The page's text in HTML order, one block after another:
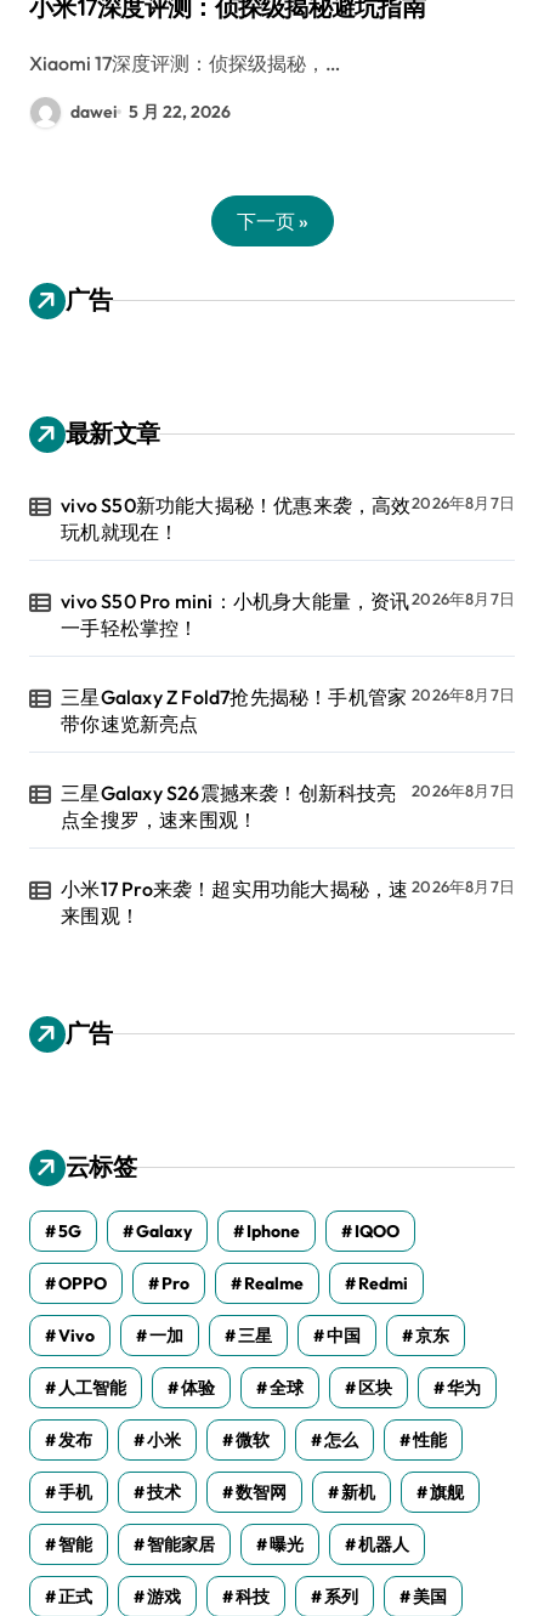
小米17深度评测：侦探级揭秘避坑指南
Xiaomi 17深度评测：侦探级揭秘，…
dawei 5 月 22, 2026
下一页 »
广告
最新文章
vivo S50新功能大揭秘！优惠来袭，高效
玩机就现在！
2026年8月7日
vivo S50 Pro mini：小机身大能量，资讯
一手轻松掌控！
2026年8月7日
三星Galaxy Z Fold7抢先揭秘！手机管家
带你速览新亮点
2026年8月7日
三星Galaxy S26震撼来袭！创新科技亮
点全搜罗，速来围观！
2026年8月7日
小米17 Pro来袭！超实用功能大揭秘，速
来围观！
2026年8月7日
广告
云标签
5G Galaxy Iphone IQOO
OPPO Pro Realme Redmi
Vivo 一加 三星 中国 京东
人工智能 体验 全球 区块 华为
发布 小米 微软 怎么 性能
手机 技术 数智网 新机 旗舰
智能 智能家居 曝光 机器人
正式 游戏 科技 系列 美国